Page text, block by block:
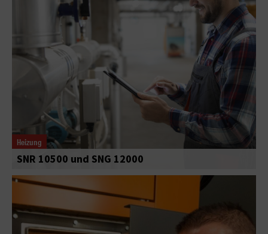
Heizung
SNR 10500 und SNG 12000